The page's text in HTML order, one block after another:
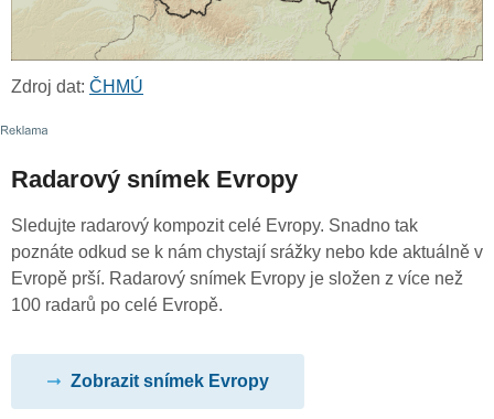
Zdroj dat: ČHMÚ
Radarový snímek Evropy
Sledujte radarový kompozit celé Evropy. Snadno tak
poznáte odkud se k nám chystají srážky nebo kde aktuálně v
Evropě prší. Radarový snímek Evropy je složen z více než
100 radarů po celé Evropě.
Zobrazit snímek Evropy